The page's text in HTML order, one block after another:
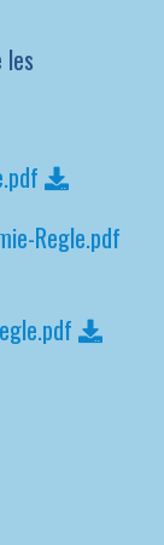
les
Regle.pdf